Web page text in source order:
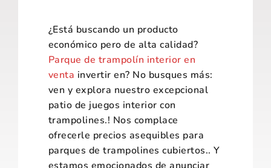
¿Está buscando un producto
económico pero de alta calidad?
Parque de trampolín interior en
venta invertir en? No busques más:
ven y explora nuestro excepcional
patio de juegos interior con
trampolines.! Nos complace
ofrecerle precios asequibles para
parques de trampolines cubiertos.. Y
estamos emocionados de anunciar